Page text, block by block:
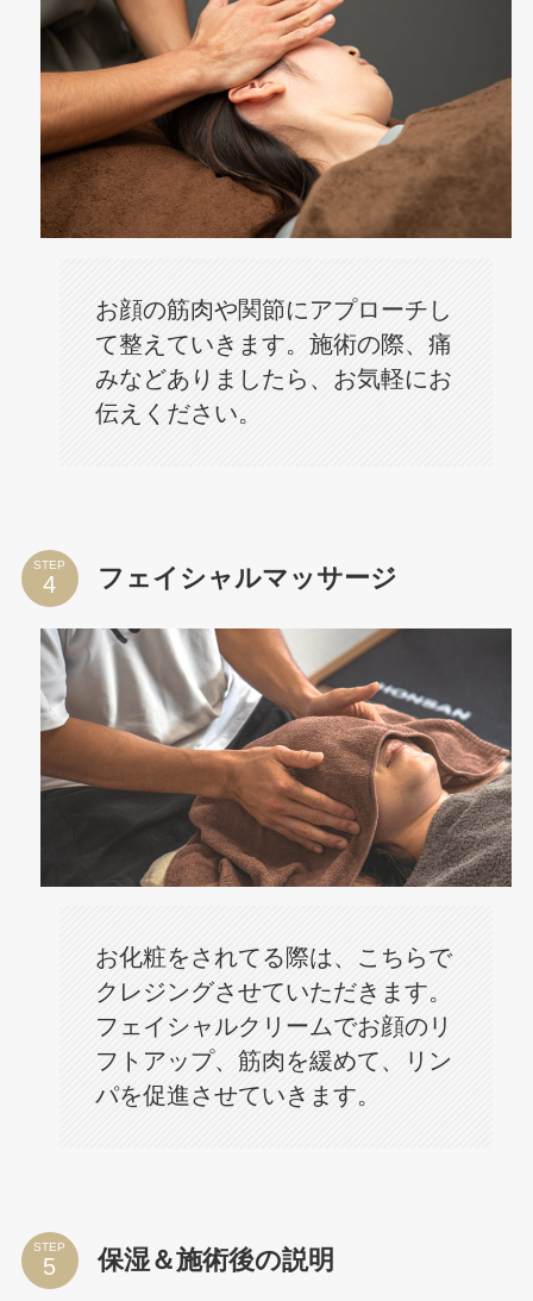
お顔の筋肉や関節にアプローチし
て整えていきます。施術の際、痛
みなどありましたら、お気軽にお
伝えください。
STEP フェイシャルマッサージ
お化粧をされてる際は、こちらで
クレジングさせていただきます。
フェイシャルクリームでお顔のリ
フトアップ、筋肉を緩めて、リン
パを促進させていきます。
STEP 保湿＆施術後の説明